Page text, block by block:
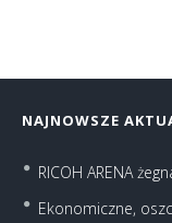
NAJNOWSZE
RICOH ARENA
Ekonomiczne,